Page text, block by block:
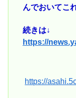
んでおいてこ
続きは↓
https://
https://